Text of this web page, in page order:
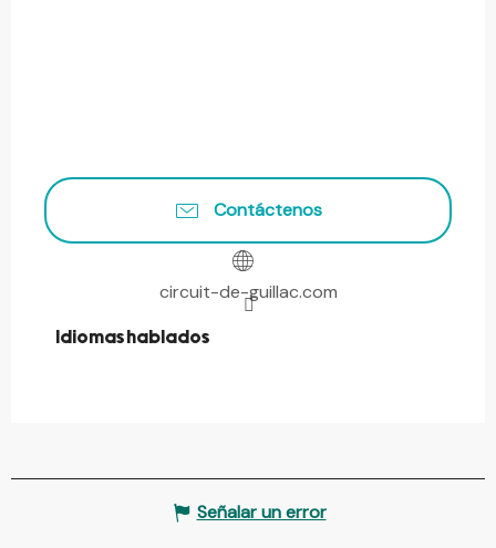
Contáctenos
circuit-de-guillac.com
Idiomas hablados
Idiomas hablados
Señalar un error